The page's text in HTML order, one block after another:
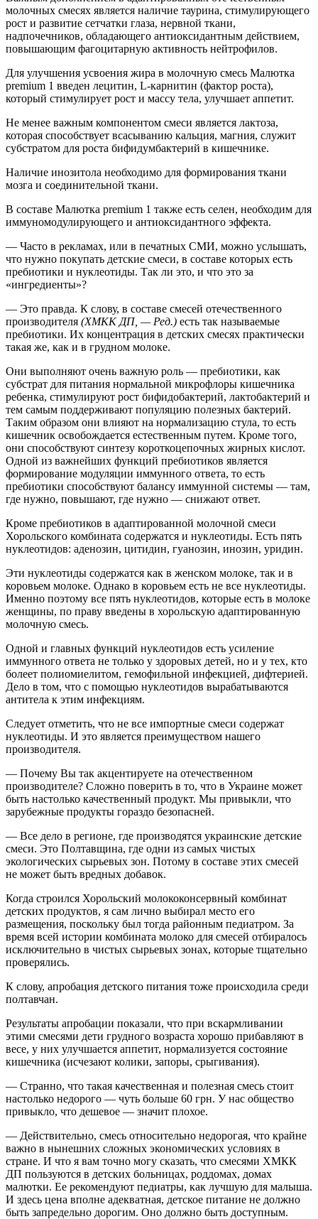
молочных смесях является наличие таурина, стимулирующего
рост и развитие сетчатки глаза, нервной ткани,
надпочечников, обладающего антиоксидантным действием,
повышающим фагоцитарную активность нейтрофилов.
Для улучшения усвоения жира в молочную смесь Малютка
premium 1 введен лецитин, L-карнитин (фактор роста),
который стимулирует рост и массу тела, улучшает аппетит.
Не менее важным компонентом смеси является лактоза,
которая способствует всасыванию кальция, магния, служит
субстратом для роста бифидумбактерий в кишечнике.
Наличие инозитола необходимо для формирования ткани
мозга и соединительной ткани.
В составе Малютка premium 1 также есть селен, необходим для
иммуномодулирующего и антиоксидантного эффекта.
— Часто в рекламах, или в печатных СМИ, можно услышать,
что нужно покупать детские смеси, в составе которых есть
пребиотики и нуклеотиды. Так ли это, и что это за
«ингредиенты»?
— Это правда. К слову, в составе смесей отечественного
производителя (ХМКК ДП, — Ред.) есть так называемые
пребиотики. Их концентрация в детских смесях практически
такая же, как и в грудном молоке.
Они выполняют очень важную роль — пребиотики, как
субстрат для питания нормальной микрофлоры кишечника
ребенка, стимулируют рост бифидобактерий, лактобактерий и
тем самым поддерживают популяцию полезных бактерий.
Таким образом они влияют на нормализацию стула, то есть
кишечник освобождается естественным путем. Кроме того,
они способствуют синтезу короткоцепочных жирных кислот.
Одной из важнейших функций пребиотиков является
формирование модуляции иммунного ответа, то есть
пребиотики способствуют балансу иммунной системы — там,
где нужно, повышают, где нужно — снижают ответ.
Кроме пребиотиков в адаптированной молочной смеси
Хорольского комбината содержатся и нуклеотиды. Есть пять
нуклеотидов: аденозин, цитидин, гуанозин, инозин, уридин.
Эти нуклеотиды содержатся как в женском молоке, так и в
коровьем молоке. Однако в коровьем есть не все нуклеотиды.
Именно поэтому все пять нуклеотидов, которые есть в молоке
женщины, по праву введены в хорольскую адаптированную
молочную смесь.
Одной и главных функций нуклеотидов есть усиление
иммунного ответа не только у здоровых детей, но и у тех, кто
болеет полиомиелитом, гемофильной инфекцией, дифтерией.
Дело в том, что с помощью нуклеотидов вырабатываются
антитела к этим инфекциям.
Следует отметить, что не все импортные смеси содержат
нуклеотиды. И это является преимуществом нашего
производителя.
— Почему Вы так акцентируете на отечественном
производителе? Сложно поверить в то, что в Украине может
быть настолько качественный продукт. Мы привыкли, что
зарубежные продукты гораздо безопасней.
— Все дело в регионе, где производятся украинские детские
смеси. Это Полтавщина, где одни из самых чистых
экологических сырьевых зон. Потому в составе этих смесей
не может быть вредных добавок.
Когда строился Хорольский молококонсервный комбинат
детских продуктов, я сам лично выбирал место его
размещения, поскольку был тогда районным педиатром. За
время всей истории комбината молоко для смесей отбиралось
исключительно в чистых сырьевых зонах, которые тщательно
проверялись.
К слову, апробация детского питания тоже происходила среди
полтавчан.
Результаты апробации показали, что при вскармливании
этими смесями дети грудного возраста хорошо прибавляют в
весе, у них улучшается аппетит, нормализуется состояние
кишечника (исчезают колики, запоры, срыгивания).
— Странно, что такая качественная и полезная смесь стоит
настолько недорого — чуть больше 60 грн. У нас общество
привыкло, что дешевое — значит плохое.
— Действительно, смесь относительно недорогая, что крайне
важно в нынешних сложных экономических условиях в
стране. И что я вам точно могу сказать, что смесями ХМКК
ДП пользуются в детских больницах, роддомах, домах
малютки. Ее рекомендуют педиатры, как лучшую для малыша.
И здесь цена вполне адекватная, детское питание не должно
быть запредельно дорогим. Оно должно быть доступным.